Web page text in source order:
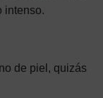
intenso.
de piel, quizás